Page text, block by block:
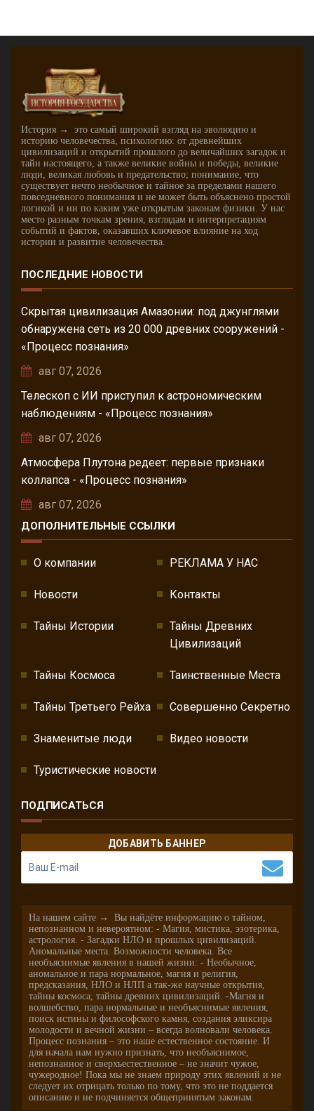
История → это самый широкий взгляд на эволюцию и
историю человечества, психологию: от древнейших
цивилизаций и открытий прошлого до величайших загадок и
тайн настоящего, а также великие войны и победы, великие
люди, великая любовь и предательство; понимание, что
существует нечто необычное и тайное за пределами нашего
повседневного понимания и не может быть объяснено простой
логикой и ни по каким уже открытым законам физики. У нас
место разным точкам зрения, взглядам и интерпретациям
событий и фактов, оказавших ключевое влияние на ход
истории и развитие человечества.
ПОСЛЕДНИЕ НОВОСТИ
Скрытая цивилизация Амазонии: под джунглями
обнаружена сеть из 20 000 древних сооружений -
«Процесс познания»
авг 07, 2026
Телескоп с ИИ приступил к астрономическим
наблюдениям - «Процесс познания»
авг 07, 2026
Атмосфера Плутона редеет: первые признаки
коллапса - «Процесс познания»
авг 07, 2026
ДОПОЛНИТЕЛЬНЫЕ ССЫЛКИ
О компании РЕКЛАМА У НАС
Новости Контакты
Тайны Истории
Тайны Древних
Цивилизаций
Тайны Космоса Таинственные Места
Тайны Третьего Рейха Совершенно Секретно
Знаменитые люди Видео новости
Туристические новости
ПОДПИСАТЬСЯ
ДОБАВИТЬ БАННЕР
На нашем сайте → Вы найдёте информацию о тайном,
непознанном и невероятном: - Магия, мистика, эзотерика,
астрология. - Загадки НЛО и прошлых цивилизаций.
Аномальные места. Возможности человека. Все
необъяснимые явления в нашей жизни: - Необычное,
аномальное и пара нормальное, магия и религия,
предсказания, НЛО и НЛП а так-же научные открытия,
тайны космоса, тайны древних цивилизаций. -Магия и
волшебство, пара нормальные и необъяснимые явления,
поиск истины и философского камня, создания эликсира
молодости и вечной жизни – всегда волновали человека.
Процесс познания – это наше естественное состояние. И
для начала нам нужно признать, что необъяснимое,
непознанное и сверхъестественное – не значит чужое,
чужеродное! Пока мы не знаем природу этих явлений и не
следует их отрицать только по тому, что это не поддается
описанию и не подчиняется общепринятым законам.